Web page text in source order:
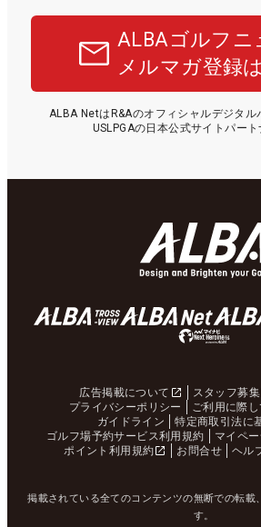
ALBAゴルフニ
メルマガ登録
ALBA NetはR&Aのオフィシャルデジタル
USLPGAの日本公式サイトパート
広告掲載について スタッフ募集
プライバシーポリシー
ご利用に際し
ガイドライン
特定商取引法に
ゴルフ場予約サービス利用規約
マイペ
ポイント利用規約
お問合せ ヘル
掲載されている全てのコンテンツの無断での転載
す。